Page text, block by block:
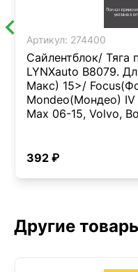
Артикул: 274400
Сайлентблок/ Тяга
LYNXauto B8079.
Макс) 15>/
Mondeo(Мондео)
Max 06-15, Volvo,
392 ₽
Другие